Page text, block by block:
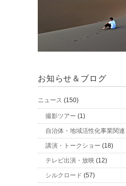
お知らせ＆ブログ
ニュース (150)
撮影ツアー (1)
自治体・地域活性化事業関連
講演・トークショー (18)
テレビ出演・放映 (12)
シルクロード (57)